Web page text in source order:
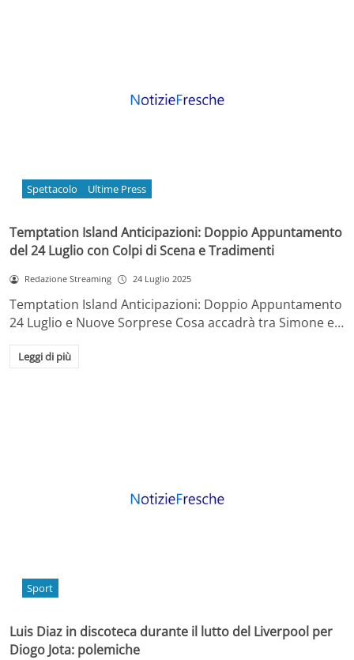
Spettacolo Ultime Press
Temptation Island Anticipazioni: Doppio Appuntamento
del 24 Luglio con Colpi di Scena e Tradimenti
Redazione Streaming 24 Luglio 2025
Temptation Island Anticipazioni: Doppio Appuntamento
24 Luglio e Nuove Sorprese Cosa accadrà tra Simone e…
Leggi di più
Sport
Luis Diaz in discoteca durante il lutto del Liverpool per
Diogo Jota: polemiche